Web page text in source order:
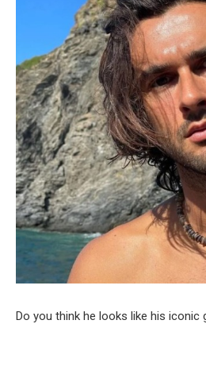
Do you think he looks like his iconic